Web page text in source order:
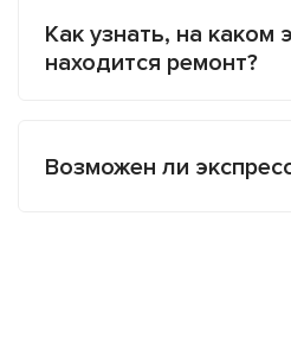
Как узнать, на каком
находится ремонт?
Возможен ли